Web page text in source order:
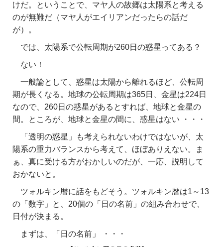
けだ。ということで、マヤ人の故郷は太陽系と考える
のが無難だ（マヤ人がエイリアンだったらの話だ
が）。
では、太陽系で公転周期が260日の惑星ってある？
ない！
一般論として、惑星は太陽から離れるほど、公転周
期が長くなる。地球の公転周期は365日、金星は224日
なので、260日の惑星があるとすれば、地球と金星の
間。ところが、地球と金星の間に、惑星はない ・・・
「透明の惑星」も考えられないわけではないが、太
陽系の重力バランスから考えて、ほぼありえない。ま
ぁ、真に受ける方がおかしいのだが、一応、説明して
おかないと。
ツォルキン暦に話をもどそう。ツォルキン暦は1～13
の「数字」と、20個の「日の名前」の組み合わせで、
日付が決まる。
まずは、「日の名前」 ・・・